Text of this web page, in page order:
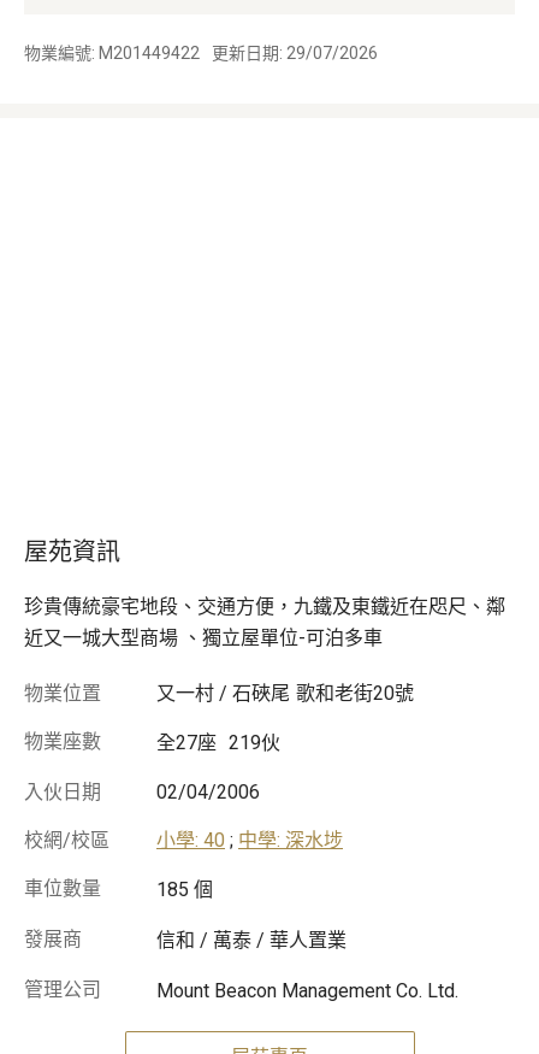
物業編號: M201449422 更新日期: 29/07/2026
屋苑資訊
珍貴傳統豪宅地段、交通方便，九鐵及東鐵近在咫尺、鄰
近又一城大型商場 、獨立屋單位-可泊多車
物業位置 又一村 / 石硤尾 歌和老街20號
物業座數 全27座 219伙
入伙日期 02/04/2006
校網/校區 小學: 40 ; 中學: 深水埗
車位數量 185 個
發展商 信和 / 萬泰 / 華人置業
管理公司 Mount Beacon Management Co. Ltd.